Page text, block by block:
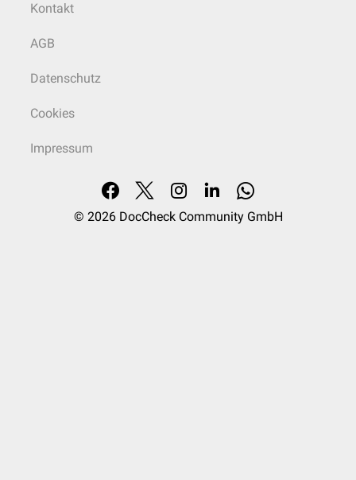
Kontakt
AGB
Datenschutz
Cookies
Impressum
© 2026 DocCheck Community GmbH